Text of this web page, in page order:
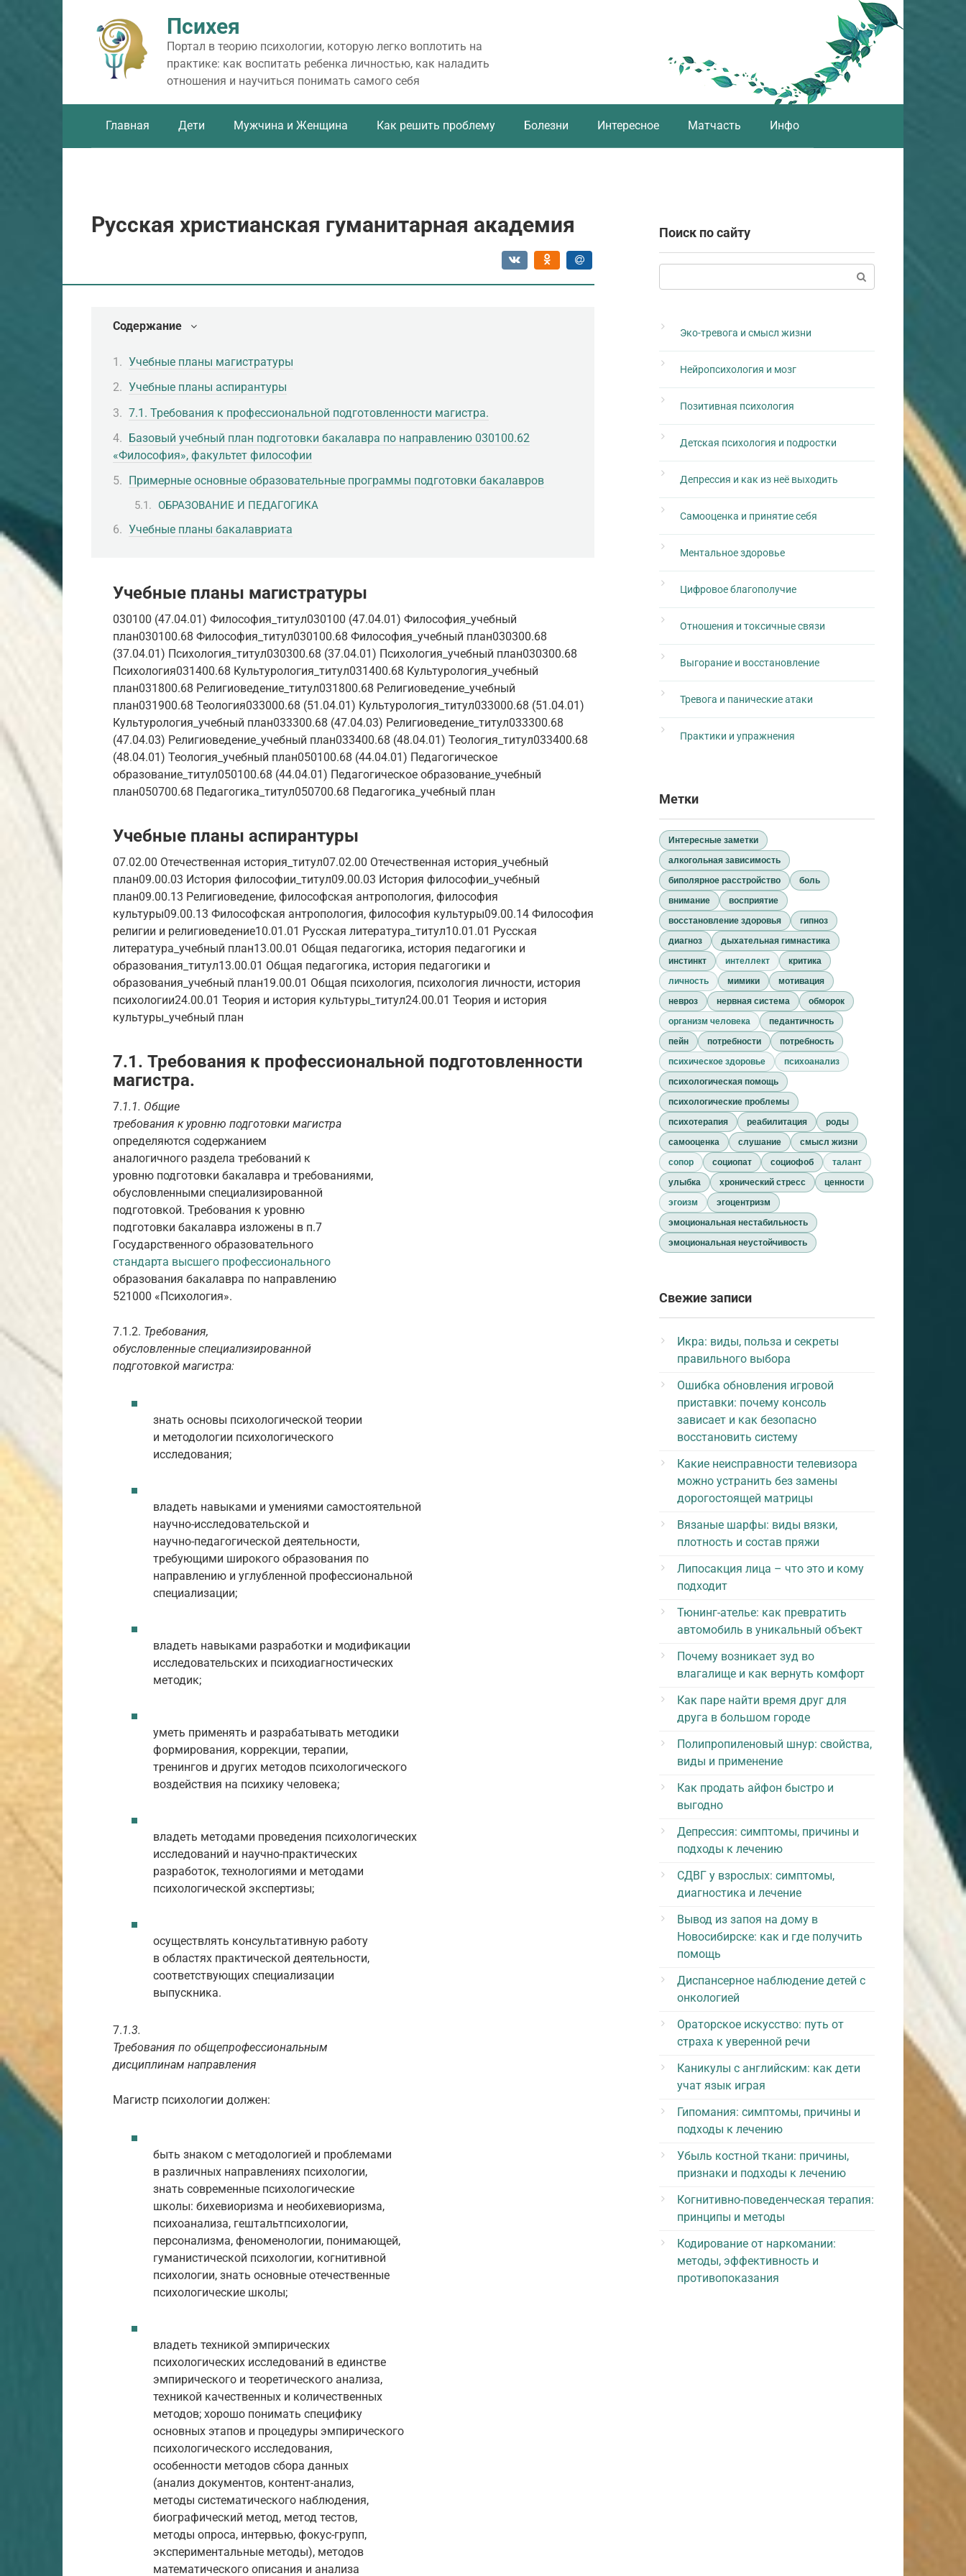
Психея
Портал в теорию психологии, которую легко воплотить на
практике: как воспитать ребенка личностью, как наладить
отношения и научиться понимать самого себя
Главная Дети Мужчина и Женщина Как решить проблему Болезни Интересное Матчасть Инфо
Русская христианская гуманитарная академия
Содержание
Учебные планы магистратуры
Учебные планы аспирантуры
7.1. Требования к профессиональной подготовленности магистра.
Базовый учебный план подготовки бакалавра по направлению 030100.62
«Философия», факультет философии
Примерные основные образовательные программы подготовки бакалавров
ОБРАЗОВАНИЕ И ПЕДАГОГИКА
Учебные планы бакалавриата
Учебные планы магистратуры
030100 (47.04.01) Философия_титул030100 (47.04.01) Философия_учебный
план030100.68 Философия_титул030100.68 Философия_учебный план030300.68
(37.04.01) Психология_титул030300.68 (37.04.01) Психология_учебный план030300.68
Психология031400.68 Культурология_титул031400.68 Культурология_учебный
план031800.68 Религиоведение_титул031800.68 Религиоведение_учебный
план031900.68 Теология033000.68 (51.04.01) Культурология_титул033000.68 (51.04.01)
Культурология_учебный план033300.68 (47.04.03) Религиоведение_титул033300.68
(47.04.03) Религиоведение_учебный план033400.68 (48.04.01) Теология_титул033400.68
(48.04.01) Теология_учебный план050100.68 (44.04.01) Педагогическое
образование_титул050100.68 (44.04.01) Педагогическое образование_учебный
план050700.68 Педагогика_титул050700.68 Педагогика_учебный план
Учебные планы аспирантуры
07.02.00 Отечественная история_титул07.02.00 Отечественная история_учебный
план09.00.03 История философии_титул09.00.03 История философии_учебный
план09.00.13 Религиоведение, философская антропология, философия
культуры09.00.13 Философская антропология, философия культуры09.00.14 Философия
религии и религиоведение10.01.01 Русская литература_титул10.01.01 Русская
литература_учебный план13.00.01 Общая педагогика, история педагогики и
образования_титул13.00.01 Общая педагогика, история педагогики и
образования_учебный план19.00.01 Общая психология, психология личности, история
психологии24.00.01 Теория и история культуры_титул24.00.01 Теория и история
культуры_учебный план
7.1. Требования к профессиональной подготовленности
магистра.
7.1.1. Общие
требования к уровню подготовки магистра
определяются содержанием
аналогичного раздела требований к
уровню подготовки бакалавра и требованиями,
обусловленными специализированной
подготовкой. Требования к уровню
подготовки бакалавра изложены в п.7
Государственного образовательного
стандарта высшего профессионального
образования бакалавра по направлению
521000 «Психология».
7.1.2. Требования,
обусловленные специализированной
подготовкой магистра:
знать основы психологической теории
и методологии психологического
исследования;
владеть навыками и умениями самостоятельной
научно-исследовательской и
научно-педагогической деятельности,
требующими широкого образования по
направлению и углубленной профессиональной
специализации;
владеть навыками разработки и модификации
исследовательских и психодиагностических
методик;
уметь применять и разрабатывать методики
формирования, коррекции, терапии,
тренингов и других методов психологического
воздействия на психику человека;
владеть методами проведения психологических
исследований и научно-практических
разработок, технологиями и методами
психологической экспертизы;
осуществлять консультативную работу
в областях практической деятельности,
соответствующих специализации
выпускника.
7.1.3.
Требования по общепрофессиональным
дисциплинам направления
Магистр психологии должен:
быть знаком с методологией и проблемами
в различных направлениях психологии,
знать современные психологические
школы: бихевиоризма и необихевиоризма,
психоанализа, гештальтпсихологии,
персонализма, феноменологии, понимающей,
гуманистической психологии, когнитивной
психологии, знать основные отечественные
психологические школы;
владеть техникой эмпирических
психологических исследований в единстве
эмпирического и теоретического анализа,
техникой качественных и количественных
методов; хорошо понимать специфику
основных этапов и процедуры эмпирического
психологического исследования,
особенности методов сбора данных
(анализ документов, контент-анализ,
методы систематического наблюдения,
биографический метод, метод тестов,
методы опроса, интервью, фокус-групп,
экспериментальные методы), методов
математического описания и анализа
Поиск по сайту
Эко-тревога и смысл жизни
Нейропсихология и мозг
Позитивная психология
Детская психология и подростки
Депрессия и как из неё выходить
Самооценка и принятие себя
Ментальное здоровье
Цифровое благополучие
Отношения и токсичные связи
Выгорание и восстановление
Тревога и панические атаки
Практики и упражнения
Метки
Интересные заметки
алкогольная зависимость
биполярное расстройство
боль
внимание
восприятие
восстановление здоровья
гипноз
диагноз
дыхательная гимнастика
инстинкт
интеллект
критика
личность
мимики
мотивация
невроз
нервная система
обморок
организм человека
педантичность
пейн
потребности
потребность
психическое здоровье
психоанализ
психологическая помощь
психологические проблемы
психотерапия
реабилитация
роды
самооценка
слушание
смысл жизни
сопор
социопат социофоб
талант
улыбка
хронический стресс
ценности
эгоизм
эгоцентризм
эмоциональная нестабильность
эмоциональная неустойчивость
Свежие записи
Икра: виды, польза и секреты
правильного выбора
Ошибка обновления игровой
приставки: почему консоль
зависает и как безопасно
восстановить систему
Какие неисправности телевизора
можно устранить без замены
дорогостоящей матрицы
Вязаные шарфы: виды вязки,
плотность и состав пряжи
Липосакция лица – что это и кому
подходит
Тюнинг-ателье: как превратить
автомобиль в уникальный объект
Почему возникает зуд во
влагалище и как вернуть комфорт
Как паре найти время друг для
друга в большом городе
Полипропиленовый шнур: свойства,
виды и применение
Как продать айфон быстро и
выгодно
Депрессия: симптомы, причины и
подходы к лечению
СДВГ у взрослых: симптомы,
диагностика и лечение
Вывод из запоя на дому в
Новосибирске: как и где получить
помощь
Диспансерное наблюдение детей с
онкологией
Ораторское искусство: путь от
страха к уверенной речи
Каникулы с английским: как дети
учат язык играя
Гипомания: симптомы, причины и
подходы к лечению
Убыль костной ткани: причины,
признаки и подходы к лечению
Когнитивно-поведенческая терапия:
принципы и методы
Кодирование от наркомании:
методы, эффективность и
противопоказания